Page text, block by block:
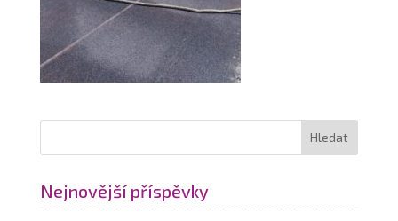
Nejnovější příspěvky